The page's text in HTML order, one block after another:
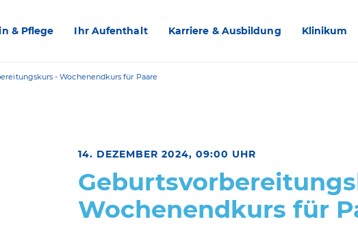
& Pflege Ihr Aufenthalt Karriere & Ausbildung Klinikum
- Wochenendkurs für Paare
14. DEZEMBER 2024, 09:00 UHR
Wochenendkurs für